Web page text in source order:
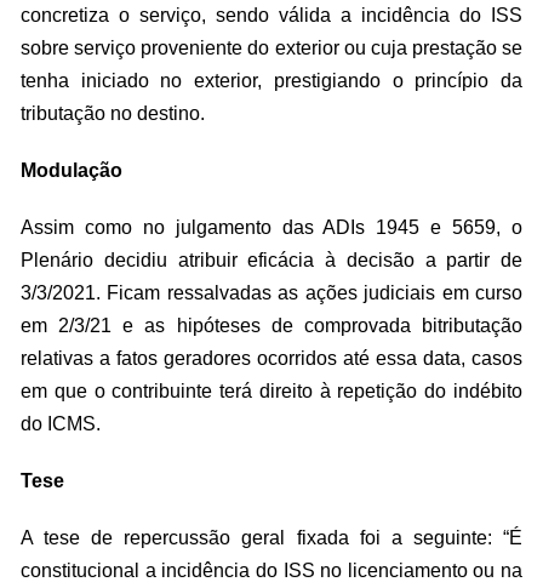
concretiza o serviço, sendo válida a incidência do ISS
sobre serviço proveniente do exterior ou cuja prestação se
tenha iniciado no exterior, prestigiando o princípio da
tributação no destino.
Modulação
Assim como no julgamento das ADIs 1945 e 5659, o
Plenário decidiu atribuir eficácia à decisão a partir de
3/3/2021. Ficam ressalvadas as ações judiciais em curso
em 2/3/21 e as hipóteses de comprovada bitributação
relativas a fatos geradores ocorridos até essa data, casos
em que o contribuinte terá direito à repetição do indébito
do ICMS.
Tese
A tese de repercussão geral fixada foi a seguinte: “É
constitucional a incidência do ISS no licenciamento ou na